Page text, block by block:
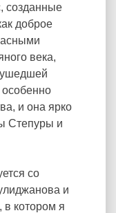
созданные
доброе
века,
и она ярко
Степуры и
со
и
в котором я